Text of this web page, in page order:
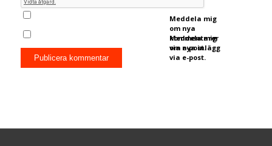
Meddela mig
om nya
kommentarer
via e-post.
Meddela mig
om nya inlägg
via e-post.